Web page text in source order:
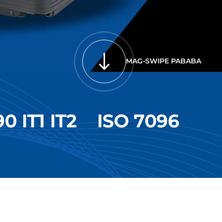
MAG-SWIPE PABABA